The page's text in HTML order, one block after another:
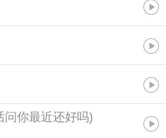
问你最近还好吗)